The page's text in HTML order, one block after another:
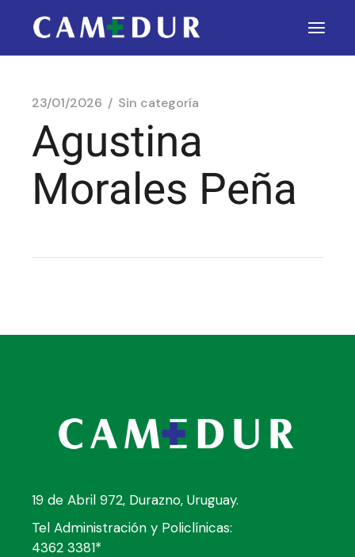
23/01/2026 Sin categoría
Agustina
Morales Peña
19 de Abril 972, Durazno, Uruguay.
Tel Administración y Policlínicas:
4362 3381*